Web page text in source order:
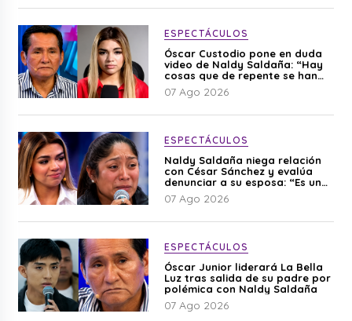
ESPECTÁCULOS
Óscar Custodio pone en duda
video de Naldy Saldaña: “Hay
cosas que de repente se han
editado”
07 Ago 2026
ESPECTÁCULOS
Naldy Saldaña niega relación
con César Sánchez y evalúa
denunciar a su esposa: “Es una
difamación”
07 Ago 2026
ESPECTÁCULOS
Óscar Junior liderará La Bella
Luz tras salida de su padre por
polémica con Naldy Saldaña
07 Ago 2026